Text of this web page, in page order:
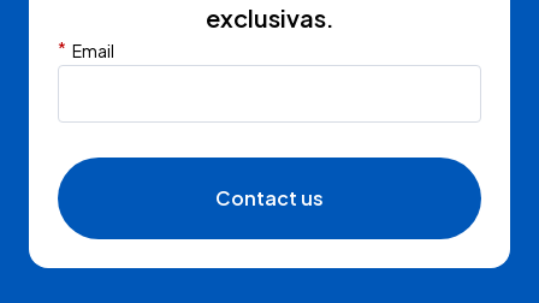
exclusivas.
* Email
Contact us